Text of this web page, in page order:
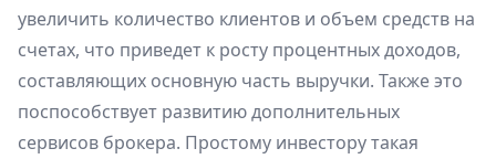
увеличить количество клиентов и объем средств на
счетах, что приведет к росту процентных доходов,
составляющих основную часть выручки. Также это
поспособствует развитию дополнительных
сервисов брокера. Простому инвестору такая